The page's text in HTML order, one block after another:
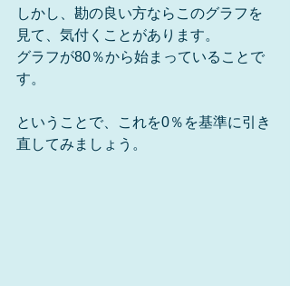
しかし、勘の良い方ならこのグラフを
見て、気付くことがあります。
グラフが80％から始まっていることで
す。
ということで、これを0％を基準に引き
直してみましょう。